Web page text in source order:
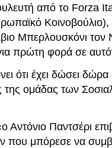
από το Forza
Κοινοβούλιο),
Μπερλουσκόνι
πρώτη φορά σε
ότι έχει δώσει
της ομάδας των
Αντόνιο Παντσέρι
που μπόρεσε να